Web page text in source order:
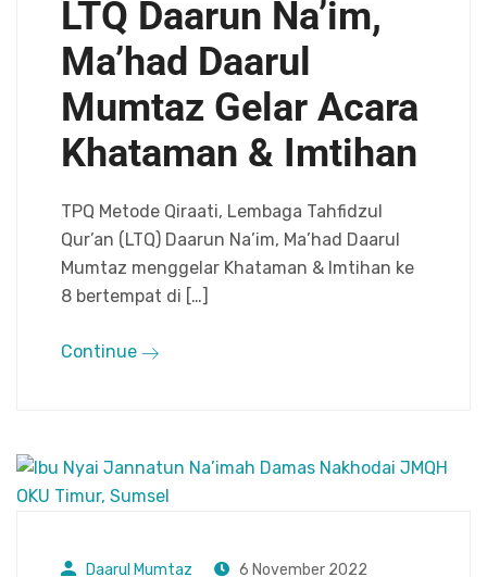
LTQ Daarun Na’im,
Ma’had Daarul
Mumtaz Gelar Acara
Khataman & Imtihan
TPQ Metode Qiraati, Lembaga Tahfidzul
Qur’an (LTQ) Daarun Na’im, Ma’had Daarul
Mumtaz menggelar Khataman & Imtihan ke
8 bertempat di […]
Continue
Daarul Mumtaz 6 November 2022